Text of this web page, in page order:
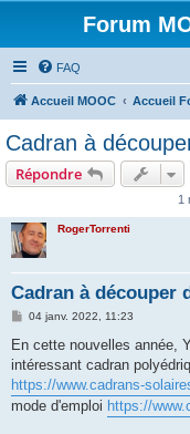
Forum
FAQ
Accueil MOOC Accueil
Cadran à
Répondre
1
RogerTorrenti
Cadran à découper
M
s
a
g
e
04 janv. 2022, 11:23
En cette nouvelles année,
intéressant cadran
https://www.cadrans-
mode d'emploi https://